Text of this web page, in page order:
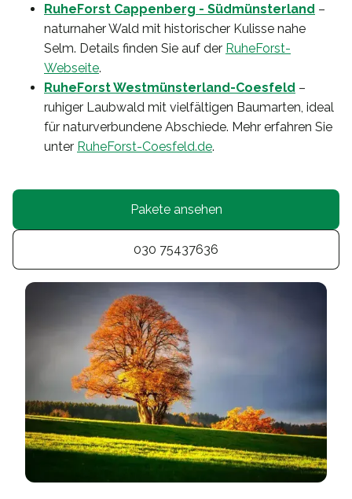
RuheForst Cappenberg - Südmünsterland –
naturnaher Wald mit historischer Kulisse nahe
Selm. Details finden Sie auf der RuheForst-
Webseite.
RuheForst Westmünsterland-Coesfeld –
ruhiger Laubwald mit vielfältigen Baumarten, ideal
für naturverbundene Abschiede. Mehr erfahren Sie
unter RuheForst-Coesfeld.de.
Pakete ansehen
030 75437636